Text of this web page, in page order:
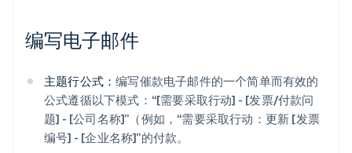
编写电子邮件
主题行公式：编写催款电子邮件的一个简单而有效的
公式遵循以下模式：“[需要采取行动] - [发票/付款问
题] - [公司名称]”（例如，“需要采取行动：更新 [发票
编号] - [企业名称]”的付款。